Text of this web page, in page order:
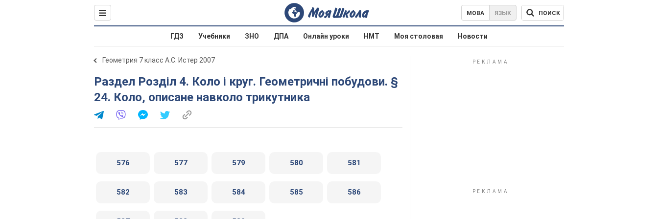
МОВА ЯЗЫК ПОИСК
ГДЗ Учебники ЗНО ДПА Онлайн уроки НМТ Моя столовая Новости
Геометрия 7 класс А.С. Истер 2007
Раздел Розділ 4. Коло і круг. Геометричні побудови. §
24. Коло, описане навколо трикутника
576 577 579 580 581
582 583 584 585 586